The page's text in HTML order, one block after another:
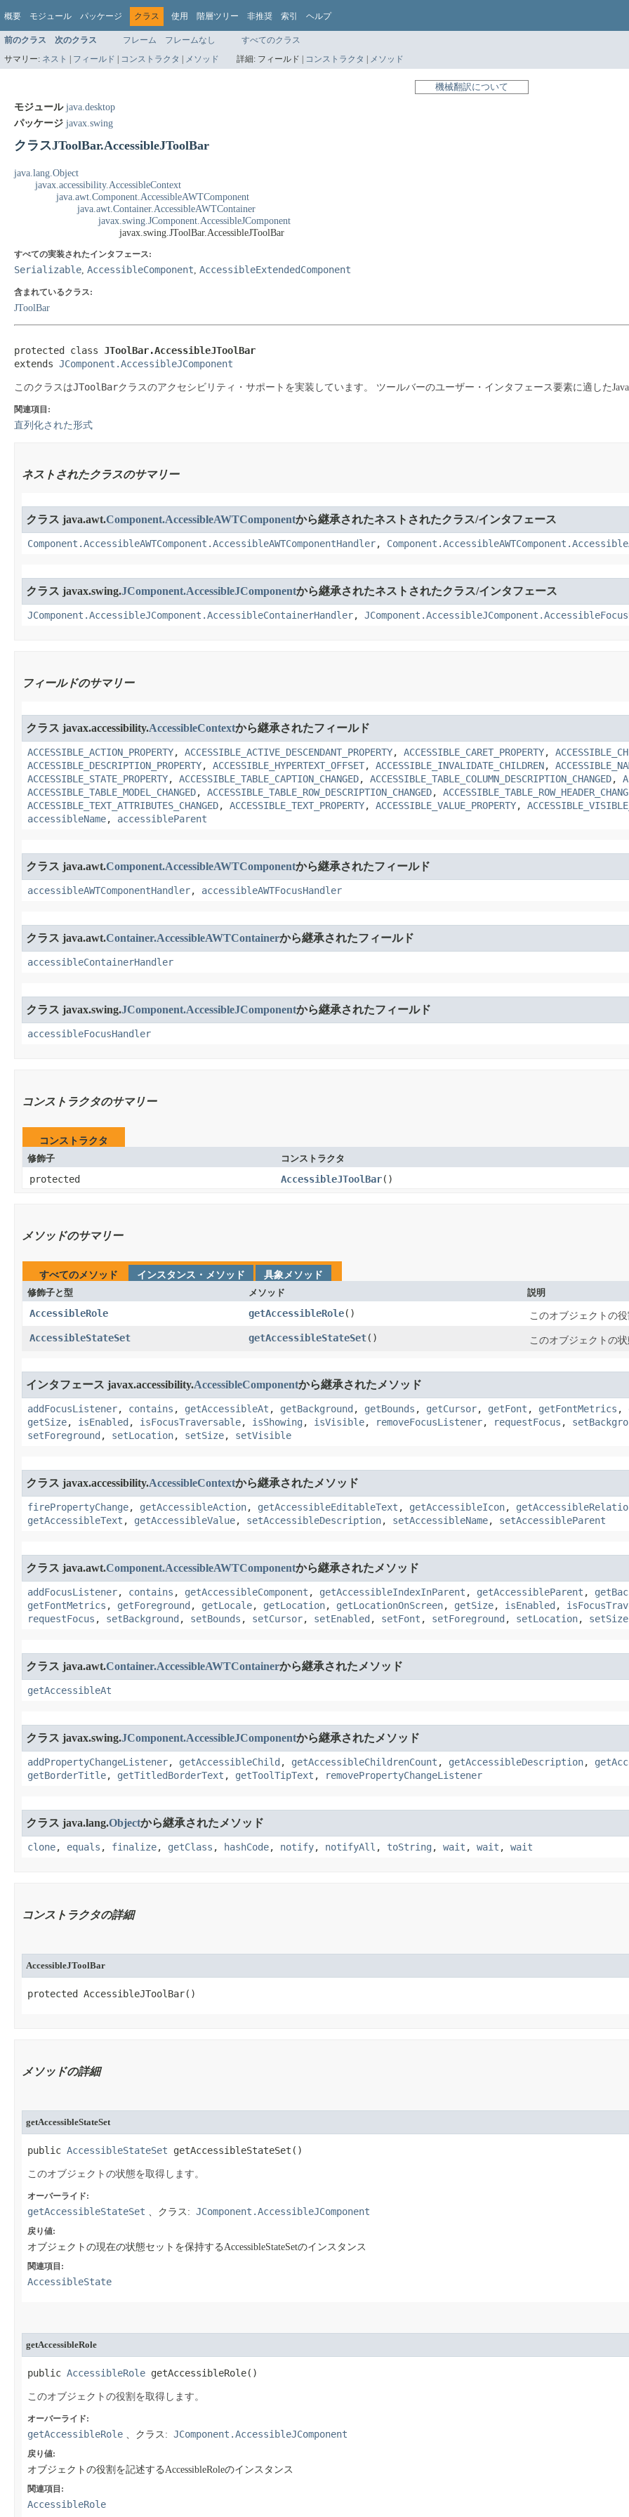
概要 モジュール パッケージ クラス 使用 階層ツリー 非推奨 索引 ヘルプ
前のクラス 次のクラス フレーム フレームなし
すべてのクラス
サマリー: ネスト | フィールド | コンストラクタ | メソッド 詳細: フィールド | コンストラクタ | メソッド
機械翻訳について
モジュール java.desktop
パッケージ javax.swing
クラスJToolBar.AccessibleJToolBar
java.lang.Object
javax.accessibility.AccessibleContext
java.awt.Component.AccessibleAWTComponent
java.awt.Container.AccessibleAWTContainer
javax.swing.JComponent.AccessibleJComponent
javax.swing.JToolBar.AccessibleJToolBar
すべての実装されたインタフェース:
Serializable, AccessibleComponent, AccessibleExtendedComponent
含まれているクラス:
JToolBar
protected class JToolBar.AccessibleJToolBar
extends JComponent.AccessibleJComponent
このクラスはJToolBarクラスのアクセシビリティ・サポートを実装しています。 ツールバーのユーザー・インタフェース要素に適した
関連項目:
直列化された形式
ネストされたクラスのサマリー
クラス java.awt.Component.AccessibleAWTComponentから継承されたネストされたクラス/インタフェース
Component.AccessibleAWTComponent.AccessibleAWTComponentHandler,
クラス javax.swing.JComponent.AccessibleJComponentから継承されたネストされたクラス/インタフェース
JComponent.AccessibleJComponent.AccessibleContainerHandler,
フィールドのサマリー
クラス javax.accessibility.AccessibleContextから継承されたフィールド
ACCESSIBLE_ACTION_PROPERTY, ACCESSIBLE_ACTIVE_DESCENDANT_PROPERTY, ACCESSIBLE_CARET_PROPERTY,
ACCESSIBLE_DESCRIPTION_PROPERTY, ACCESSIBLE_HYPERTEXT_OFFSET, ACCESSIBLE_INVALIDATE_CHILDREN,
ACCESSIBLE_STATE_PROPERTY, ACCESSIBLE_TABLE_CAPTION_CHANGED, ACCESSIBLE_TABLE_COLUMN_DESCRIPTION_CHANGED,
ACCESSIBLE_TABLE_MODEL_CHANGED, ACCESSIBLE_TABLE_ROW_DESCRIPTION_CHANGED,
ACCESSIBLE_TEXT_ATTRIBUTES_CHANGED, ACCESSIBLE_TEXT_PROPERTY, ACCESSIBLE_VALUE_PROPERTY,
accessibleName, accessibleParent
クラス java.awt.Component.AccessibleAWTComponentから継承されたフィールド
accessibleAWTComponentHandler, accessibleAWTFocusHandler
クラス java.awt.Container.AccessibleAWTContainerから継承されたフィールド
accessibleContainerHandler
クラス javax.swing.JComponent.AccessibleJComponentから継承されたフィールド
accessibleFocusHandler
コンストラクタのサマリー
コンストラクタ
修飾子
コンストラクタ
protected AccessibleJToolBar​()
メソッドのサマリー
すべてのメソッド インスタンス・メソッド
具象メソッド
修飾子と型
メソッド 説明
AccessibleRole getAccessibleRole​() このオブジェクトの
AccessibleStateSet getAccessibleStateSet​() このオブジェクトの
インタフェース javax.accessibility.AccessibleComponentから継承されたメソッド
addFocusListener, contains , getAccessibleAt , getBackground , getBounds , getCursor, getFont , getFontMetrics ,
getSize, isEnabled , isFocusTraversable, isShowing , isVisible, removeFocusListener, requestFocus ,
setForeground , setLocation, setSize, setVisible
クラス javax.accessibility.AccessibleContextから継承されたメソッド
firePropertyChange, getAccessibleAction, getAccessibleEditableText , getAccessibleIcon,
getAccessibleText , getAccessibleValue, setAccessibleDescription, setAccessibleName, setAccessibleParent
クラス java.awt.Component.AccessibleAWTComponentから継承されたメソッド
addFocusListener, contains , getAccessibleComponent , getAccessibleIndexInParent , getAccessibleParent ,
getFontMetrics , getForeground , getLocale, getLocation, getLocationOnScreen, getSize, isEnabled ,
requestFocus , setBackground , setBounds , setCursor, setEnabled , setFont , setForeground , setLocation, setSize
クラス java.awt.Container.AccessibleAWTContainerから継承されたメソッド
getAccessibleAt
クラス javax.swing.JComponent.AccessibleJComponentから継承されたメソッド
addPropertyChangeListener, getAccessibleChild , getAccessibleChildrenCount , getAccessibleDescription,
getBorderTitle, getTitledBorderText , getToolTipText , removePropertyChangeListener
クラス java.lang.Objectから継承されたメソッド
clone, equals , finalize, getClass , hashCode, notify, notifyAll , toString , wait , wait , wait
コンストラクタの詳細
AccessibleJToolBar
protected AccessibleJToolBar​()
メソッドの詳細
getAccessibleStateSet
public AccessibleStateSet getAccessibleStateSet​()
このオブジェクトの状態を取得します。
オーバーライド:
getAccessibleStateSet 、クラス: JComponent.AccessibleJComponent
戻り値:
オブジェクトの現在の状態セットを保持するAccessibleStateSetのインスタンス
関連項目:
AccessibleState
getAccessibleRole
public AccessibleRole getAccessibleRole​()
このオブジェクトの役割を取得します。
オーバーライド:
getAccessibleRole 、クラス: JComponent.AccessibleJComponent
戻り値:
オブジェクトの役割を記述するAccessibleRoleのインスタンス
関連項目:
AccessibleRole